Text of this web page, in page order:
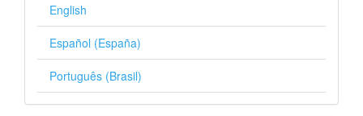
English
Español (España)
Português (Brasil)